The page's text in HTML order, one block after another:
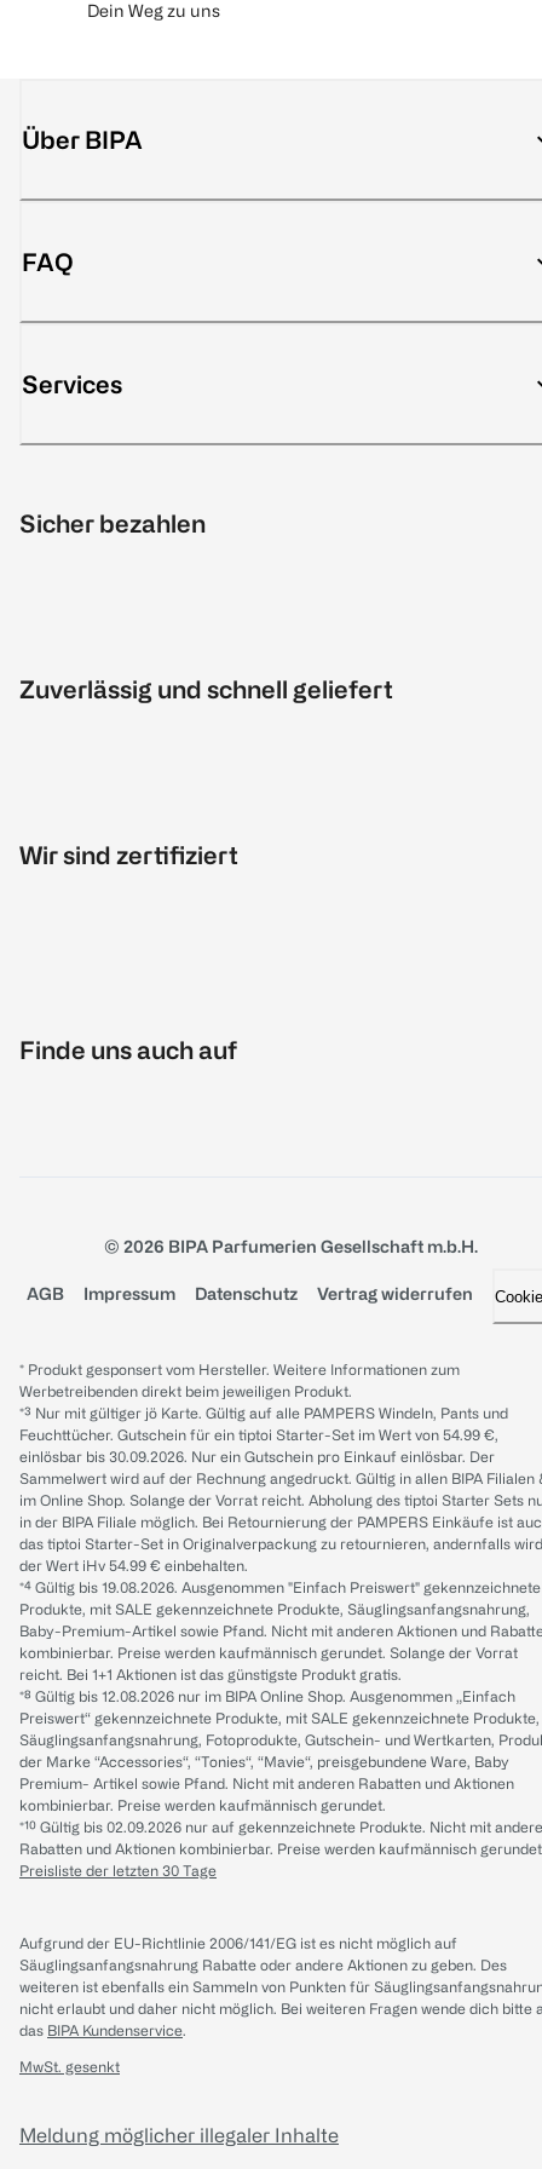
Dein Weg zu uns
Über BIPA
FAQ
Services
Sicher bezahlen
Zuverlässig und schnell geliefert
Wir sind zertifiziert
Finde uns auch auf
© 2026 BIPA Parfumerien Gesellschaft m.b.H.
AGB Impressum Datenschutz Vertrag widerrufen
* Produkt gesponsert vom Hersteller. Weitere Informationen zum
Werbetreibenden direkt beim jeweiligen Produkt.
*³ Nur mit gültiger jö Karte. Gültig auf alle PAMPERS Windeln, Pants und
Feuchttücher. Gutschein für ein tiptoi Starter-Set im Wert von 54.99 €,
einlösbar bis 30.09.2026. Nur ein Gutschein pro Einkauf einlösbar. Der
Sammelwert wird auf der Rechnung angedruckt. Gültig in allen BIPA Filialen
im Online Shop. Solange der Vorrat reicht. Abholung des tiptoi Starter Sets
in der BIPA Filiale möglich. Bei Retournierung der PAMPERS Einkäufe ist
das tiptoi Starter-Set in Originalverpackung zu retournieren, andernfalls wird
der Wert iHv 54.99 € einbehalten.
*⁴ Gültig bis 19.08.2026. Ausgenommen "Einfach Preiswert" gekennzeichnete
Produkte, mit SALE gekennzeichnete Produkte, Säuglingsanfangsnahrung,
Baby-Premium-Artikel sowie Pfand. Nicht mit anderen Aktionen und
kombinierbar. Preise werden kaufmännisch gerundet. Solange der Vorrat
reicht. Bei 1+1 Aktionen ist das günstigste Produkt gratis.
*⁸ Gültig bis 12.08.2026 nur im BIPA Online Shop. Ausgenommen „Einfach
Preiswert“ gekennzeichnete Produkte, mit SALE gekennzeichnete Produkte,
Säuglingsanfangsnahrung, Fotoprodukte, Gutschein- und Wertkarten,
der Marke “Accessories“, “Tonies“, “Mavie“, preisgebundene Ware, Baby
Premium- Artikel sowie Pfand. Nicht mit anderen Rabatten und Aktionen
kombinierbar. Preise werden kaufmännisch gerundet.
*¹⁰ Gültig bis 02.09.2026 nur auf gekennzeichnete Produkte. Nicht mit
Rabatten und Aktionen kombinierbar. Preise werden kaufmännisch
Preisliste der letzten 30 Tage
Aufgrund der EU-Richtlinie 2006/141/EG ist es nicht möglich auf
Säuglingsanfangsnahrung Rabatte oder andere Aktionen zu geben. Des
weiteren ist ebenfalls ein Sammeln von Punkten für
nicht erlaubt und daher nicht möglich. Bei weiteren Fragen wende dich bitte
das BIPA Kundenservice.
MwSt. gesenkt
Meldung möglicher illegaler Inhalte